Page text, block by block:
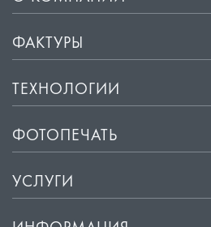
ФАКТУРЫ
ТЕХНОЛОГИИ
ФОТОПЕЧАТЬ
УСЛУГИ